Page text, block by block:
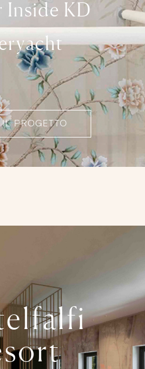
KD
PROGETTO